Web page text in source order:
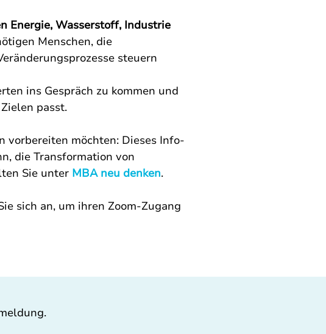
Energie, Wasserstoff, Industrie
Menschen, die
steuern
ins Gespräch zu kommen und
passt.
vorbereiten möchten: Dieses Info-
die Transformation von
Sie unter MBA neu denken.
sich an, um ihren Zoom-Zugang